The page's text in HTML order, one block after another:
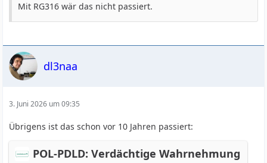
Mit RG316 wär das nicht passiert.
dl3naa
3. Juni 2026 um 09:35
Übrigens ist das schon vor 10 Jahren passiert:
POL-PDLD: Verdächtige Wahrnehmung